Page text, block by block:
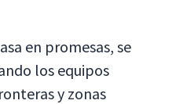
en promesas, se
los equipos
y zonas